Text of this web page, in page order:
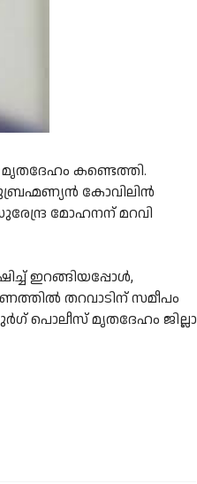
മൃതദേഹം കണ്ടെത്തി.
കോവിലിൻ
മോഹനന് മറവി
ഇറങ്ങിയപ്പോൾ,
തറവാടിന് സമീപം
പൊലീസ് മൃതദേഹം ജില്ലാ